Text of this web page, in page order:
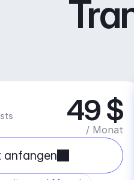
49 $
/ Monat
anfangen